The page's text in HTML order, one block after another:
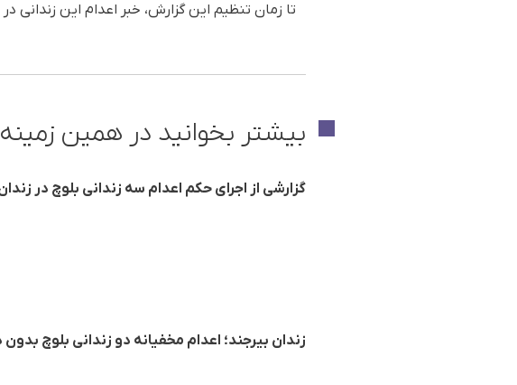
تا زمان تنظیم این گزارش، خبر اعدام این
بیشتر بخوانید در همین زمینه
گزارشی از اجرای حکم اعدام سه زندانی بلوچ در
زندان بیرجند؛ اعدام مخفیانه دو زندانی بلوچ